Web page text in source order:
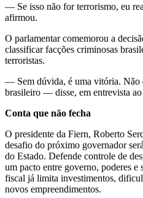
— Se isso não for terrorismo, eu
afirmou.
O parlamentar comemorou a
classificar facções criminosas
terroristas.
— Sem dúvida, é uma vitória. Não
brasileiro — disse, em entrevista
Conta que não fecha
O presidente da Fiern, Roberto
desafio do próximo governador
do Estado. Defende controle de
um pacto entre governo, poderes e
fiscal já limita investimentos,
novos empreendimentos.